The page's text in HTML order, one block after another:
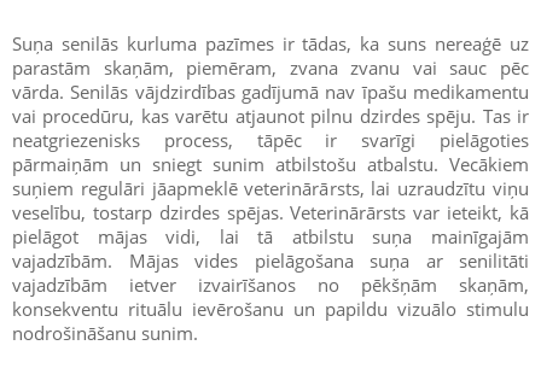
Suņa senilās kurluma pazīmes ir tādas, ka suns nereaģē uz
parastām skaņām, piemēram, zvana zvanu vai sauc pēc
vārda. Senilās vājdzirdības gadījumā nav īpašu medikamentu
vai procedūru, kas varētu atjaunot pilnu dzirdes spēju. Tas ir
neatgriezenisks process, tāpēc ir svarīgi pielāgoties
pārmaiņām un sniegt sunim atbilstošu atbalstu. Vecākiem
suņiem regulāri jāapmeklē veterinārārsts, lai uzraudzītu viņu
veselību, tostarp dzirdes spējas. Veterinārārsts var ieteikt, kā
pielāgot mājas vidi, lai tā atbilstu suņa mainīgajām
vajadzībām. Mājas vides pielāgošana suņa ar senilitāti
vajadzībām ietver izvairīšanos no pēkšņām skaņām,
konsekventu rituālu ievērošanu un papildu vizuālo stimulu
nodrošināšanu sunim.